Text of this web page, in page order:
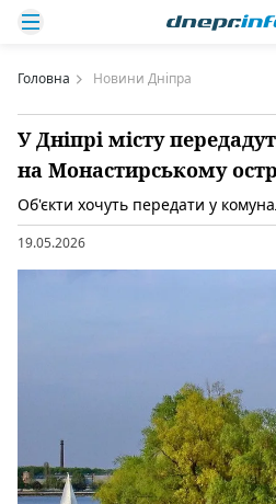
Головна Новини Дніпра
У Дніпрі місту
на Монастирському
Об'єкти хочуть передати у
19.05.2026